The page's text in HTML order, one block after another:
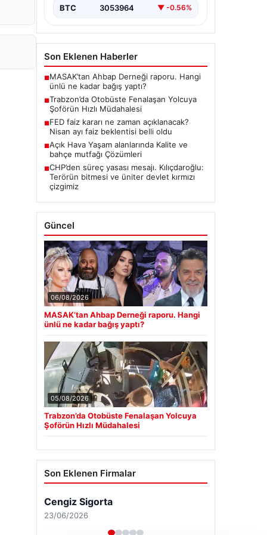
BTC 3053964 ▼ -0.56%
Son Eklenen Haberler
■MASAK’tan Ahbap Derneği raporu. Hangi
ünlü ne kadar bağış yaptı?
■Trabzon’da Otobüste Fenalaşan Yolcuya
Şoförün Hızlı Müdahalesi
■FED faiz kararı ne zaman açıklanacak?
Nisan ayı faiz beklentisi belli oldu
■Açık Hava Yaşam alanlarında Kalite ve
bahçe mutfağı Çözümleri
■CHP’den süreç yasası mesajı. Kılıçdaroğlu:
Terörün bitmesi ve üniter devlet kırmızı
çizgimiz
Güncel
06/08/2026
MASAK’tan Ahbap Derneği raporu. Hangi
ünlü ne kadar bağış yaptı?
05/08/2026
Trabzon’da Otobüste Fenalaşan Yolcuya
Şoförün Hızlı Müdahalesi
Son Eklenen Firmalar
Cengiz Sigorta
23/06/2026